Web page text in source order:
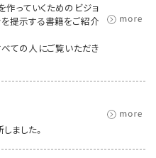
っていくためのビジョ
提示する書籍をご紹介
ての人にご覧いただき
ました。